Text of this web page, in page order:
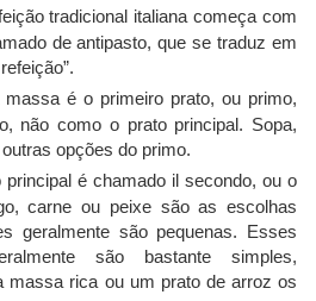
tradicional italiana começa com
de antipasto, que se traduz em
massa é o primeiro prato, ou primo,
não como o prato principal. Sopa,
opções do primo.
principal é chamado il secondo, ou o
carne ou peixe são as escolhas
geralmente são pequenas. Esses
são bastante simples,
massa rica ou um prato de arroz os